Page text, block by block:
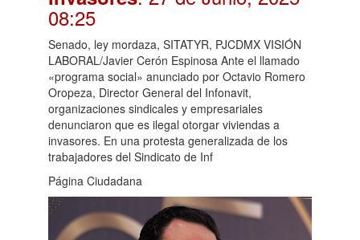
08:25
Senado, ley mordaza, SITATYR, PJCDMX VISIÓN
LABORAL/Javier Cerón Espinosa Ante el llamado
«programa social» anunciado por Octavio Romero
Oropeza, Director General del Infonavit,
organizaciones sindicales y empresariales
denunciaron que es ilegal otorgar viviendas a
invasores. En una protesta generalizada de los
trabajadores del Sindicato de Inf
Página Ciudadana